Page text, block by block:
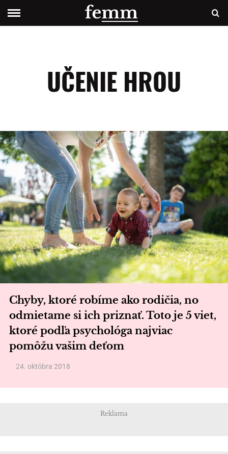
UČENIE HROU
Chyby, ktoré robíme ako rodičia, no
odmietame si ich priznať. Toto je 5 viet,
ktoré podľa psychológa najviac
pomôžu vašim deťom
24. októbra 2018
Reklama